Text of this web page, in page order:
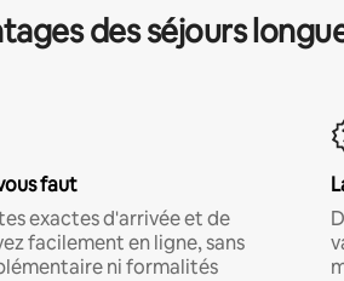
des séjours
faut
exactes d'arrivée et de
facilement en ligne, sans
ni formalités